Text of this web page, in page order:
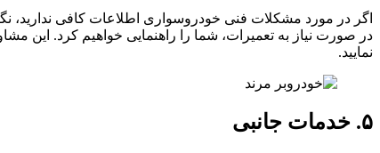
اگر در مورد مشکلات فنی خودروسواری اطلاعات کافی ندارید،
در صورت نیاز به تعمیرات، شما را راهنمایی خواهیم کرد. این
نمایید.
۵. خدمات جانبی